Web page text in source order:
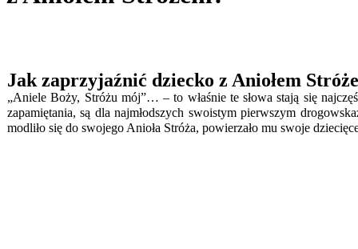
Jak zaprzyjaźnić dziecko z Aniołem
„Aniele Boży, Stróżu mój”… – to właśnie te słowa stają się
zapamiętania, są dla najmłodszych swoistym pierwszym
modliło się do swojego Anioła Stróża, powierzało mu swoje